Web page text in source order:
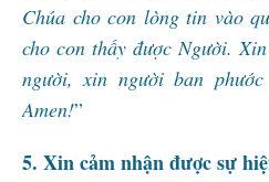
Chúa cho con lòng tin vào
cho con thấy được Người.
người, xin người ban
Amen!”
5. Xin cảm nhận được sự